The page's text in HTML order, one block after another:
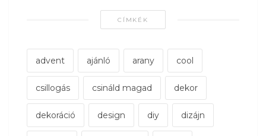
CÍMKÉK
advent ajánló arany cool
csillogás csináld magad dekor
dekoráció design diy dizájn